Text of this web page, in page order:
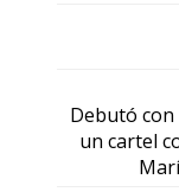
Debutó con
un cartel